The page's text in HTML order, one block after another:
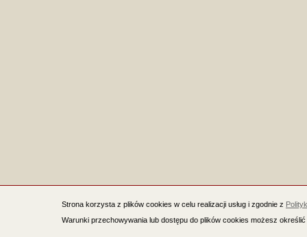
Strona korzysta z plików cookies w celu realizacji usług i zgodnie z
Warunki przechowywania lub dostępu do plików cookies możesz